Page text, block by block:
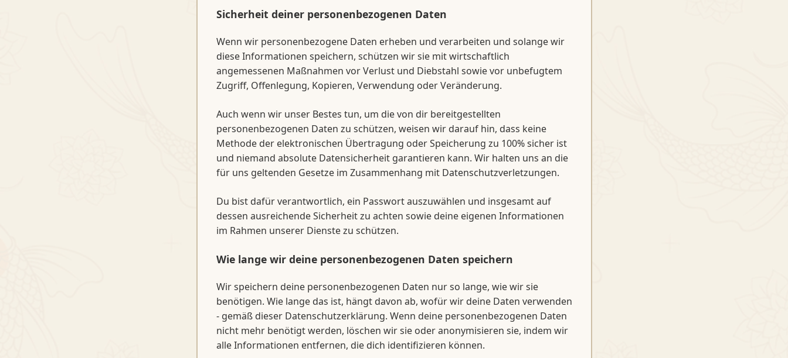
Sicherheit deiner personenbezogenen Daten
Wenn wir personenbezogene Daten erheben und verarbeiten und solange wir
diese Informationen speichern, schützen wir sie mit wirtschaftlich
angemessenen Maßnahmen vor Verlust und Diebstahl sowie vor unbefugtem
Zugriff, Offenlegung, Kopieren, Verwendung oder Veränderung.
Auch wenn wir unser Bestes tun, um die von dir bereitgestellten
personenbezogenen Daten zu schützen, weisen wir darauf hin, dass keine
Methode der elektronischen Übertragung oder Speicherung zu 100% sicher ist
und niemand absolute Datensicherheit garantieren kann. Wir halten uns an die
für uns geltenden Gesetze im Zusammenhang mit Datenschutzverletzungen.
Du bist dafür verantwortlich, ein Passwort auszuwählen und insgesamt auf
dessen ausreichende Sicherheit zu achten sowie deine eigenen Informationen
im Rahmen unserer Dienste zu schützen.
Wie lange wir deine personenbezogenen Daten speichern
Wir speichern deine personenbezogenen Daten nur so lange, wie wir sie
benötigen. Wie lange das ist, hängt davon ab, wofür wir deine Daten verwenden
- gemäß dieser Datenschutzerklärung. Wenn deine personenbezogenen Daten
nicht mehr benötigt werden, löschen wir sie oder anonymisieren sie, indem wir
alle Informationen entfernen, die dich identifizieren können.